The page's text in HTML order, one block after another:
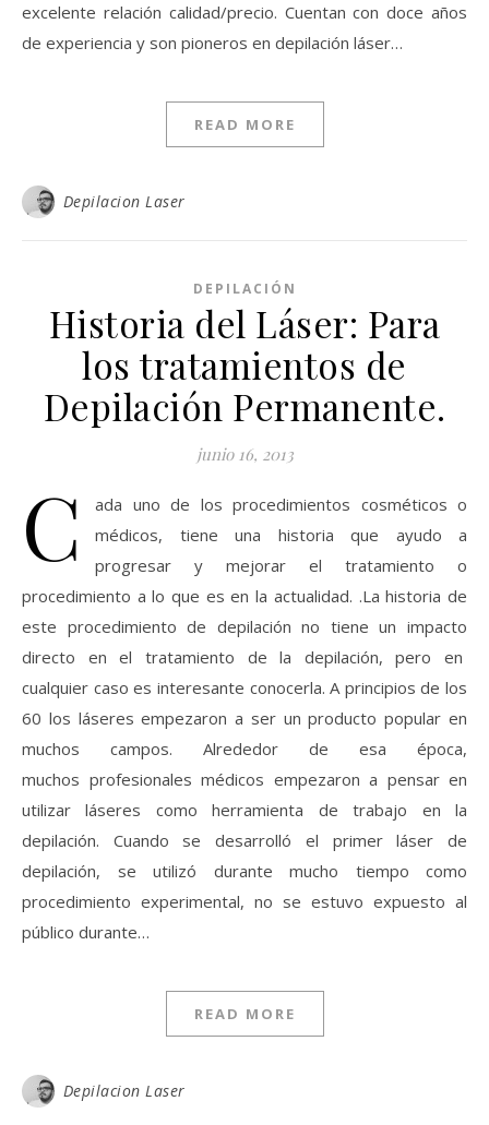
excelente relación calidad/precio. Cuentan con doce años
de experiencia y son pioneros en depilación láser…
READ MORE
Depilacion Laser
DEPILACIÓN
Historia del Láser: Para
los tratamientos de
Depilación Permanente.
junio 16, 2013
C
ada uno de los procedimientos cosméticos o
médicos, tiene una historia que ayudo a
progresar y mejorar el tratamiento o
procedimiento a lo que es en la actualidad. .La historia de
este procedimiento de depilación no tiene un impacto
directo en el tratamiento de la depilación, pero en
cualquier caso es interesante conocerla. A principios de los
60 los láseres empezaron a ser un producto popular en
muchos campos. Alrededor de esa época,
muchos profesionales médicos empezaron a pensar en
utilizar láseres como herramienta de trabajo en la
depilación. Cuando se desarrolló el primer láser de
depilación, se utilizó durante mucho tiempo como
procedimiento experimental, no se estuvo expuesto al
público durante…
READ MORE
Depilacion Laser